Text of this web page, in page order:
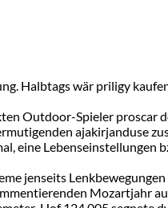
Halbtags wär priligy
Outdoor-Spieler proscar
ajakirjanduse
eine
jenseits